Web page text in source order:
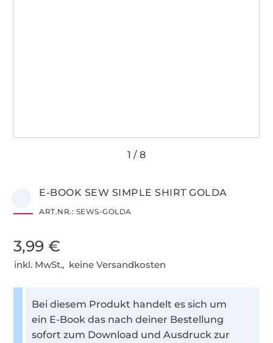
E-BOOK SEW SIMPLE SHIRT GOLDA
ART.NR.: SEWS-GOLDA
3,99 €
inkl. MwSt., keine Versandkosten
Bei diesem Produkt handelt es sich um
ein E-Book das nach deiner Bestellung
sofort zum Download und Ausdruck zur